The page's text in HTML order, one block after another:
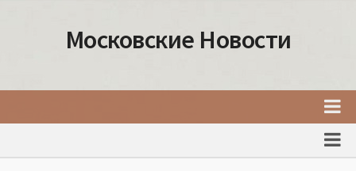
Московские Новости